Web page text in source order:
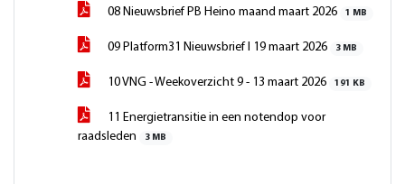
08 Nieuwsbrief PB Heino maand maart 2026 1 MB
09 Platform31 Nieuwsbrief I 19 maart 2026 3 MB
10 VNG - Weekoverzicht 9 - 13 maart 2026 191 KB
11 Energietransitie in een notendop voor
raadsleden
3 MB